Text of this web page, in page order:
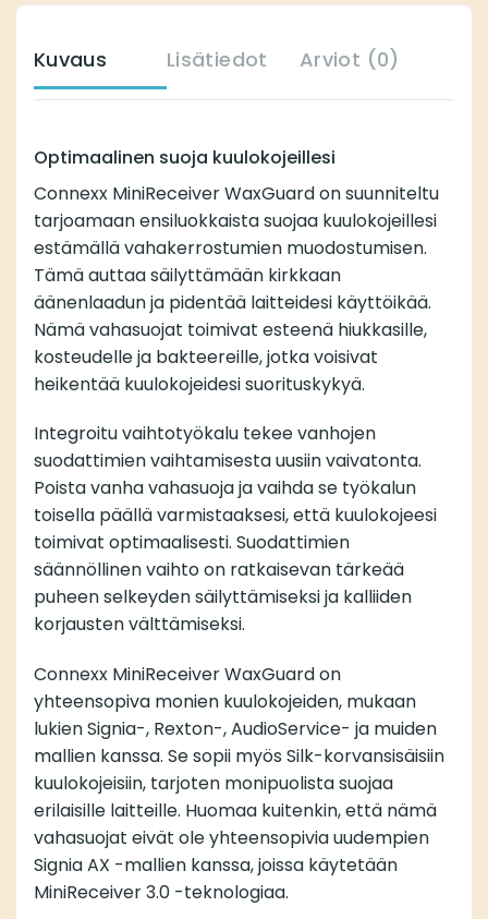
Kuvaus Lisätiedot Arviot (0)
Optimaalinen suoja kuulokojeillesi
Connexx MiniReceiver WaxGuard on suunniteltu
tarjoamaan ensiluokkaista suojaa kuulokojeillesi
estämällä vahakerrostumien muodostumisen.
Tämä auttaa säilyttämään kirkkaan
äänenlaadun ja pidentää laitteidesi käyttöikää.
Nämä vahasuojat toimivat esteenä hiukkasille,
kosteudelle ja bakteereille, jotka voisivat
heikentää kuulokojeidesi suorituskykyä.
Integroitu vaihtotyökalu tekee vanhojen
suodattimien vaihtamisesta uusiin vaivatonta.
Poista vanha vahasuoja ja vaihda se työkalun
toisella päällä varmistaaksesi, että kuulokojeesi
toimivat optimaalisesti. Suodattimien
säännöllinen vaihto on ratkaisevan tärkeää
puheen selkeyden säilyttämiseksi ja kalliiden
korjausten välttämiseksi.
Connexx MiniReceiver WaxGuard on
yhteensopiva monien kuulokojeiden, mukaan
lukien Signia-, Rexton-, AudioService- ja muiden
mallien kanssa. Se sopii myös Silk-korvansisäisiin
kuulokojeisiin, tarjoten monipuolista suojaa
erilaisille laitteille. Huomaa kuitenkin, että nämä
vahasuojat eivät ole yhteensopivia uudempien
Signia AX -mallien kanssa, joissa käytetään
MiniReceiver 3.0 -teknologiaa.